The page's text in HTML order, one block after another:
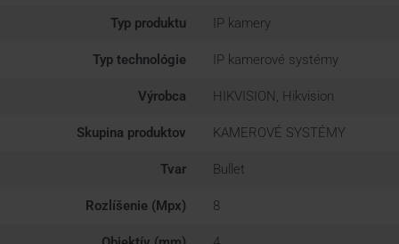
Typ produktu IP kamery
Typ technológie IP kamerové systémy
Výrobca HIKVISION, Hikvision
Skupina produktov KAMEROVÉ SYSTÉMY
Tvar Bullet
Rozlíšenie (Mpx) 8